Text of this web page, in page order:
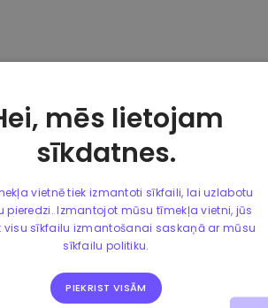
Jums ir pieejamas dažādas
mēs lietojam
sīkdatnes.
vietnē tiek izmantoti sīkfaili, lai uzlabotu
pieredzi. Izmantojot mūsu tīmekļa vietni, jūs
visu sīkfailu izmantošanai saskaņā ar mūsu
sīkfailu politiku.
PIEKRIST VISĀM